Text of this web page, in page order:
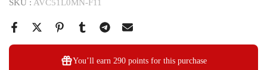
SKU : AVC51L0MN-F11
You’ll earn 290 pointsfor this purchase